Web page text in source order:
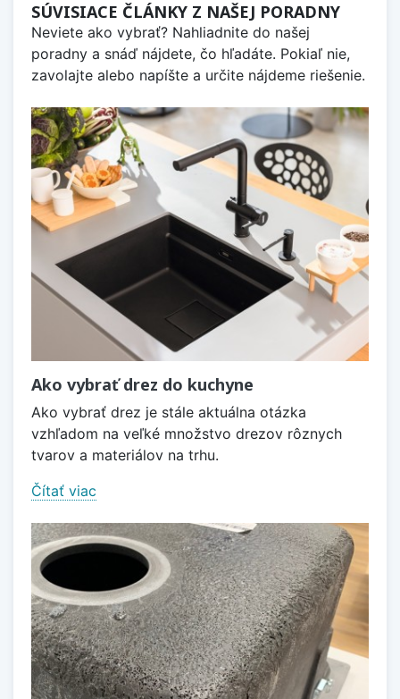
SÚVISIACE ČLÁNKY Z NAŠEJ PORADNY
Neviete ako vybrať? Nahliadnite do našej
poradny a snáď nájdete, čo hľadáte. Pokiaľ nie,
zavolajte alebo napíšte a určite nájdeme riešenie.
Ako vybrať drez do kuchyne
Ako vybrať drez je stále aktuálna otázka
vzhľadom na veľké množstvo drezov rôznych
tvarov a materiálov na trhu.
Čítať viac